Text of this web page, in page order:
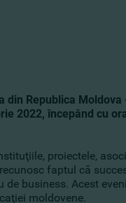
din Republica Moldova
2022, începând cu
proiectele,
faptul că
business. Acest
moldovene.